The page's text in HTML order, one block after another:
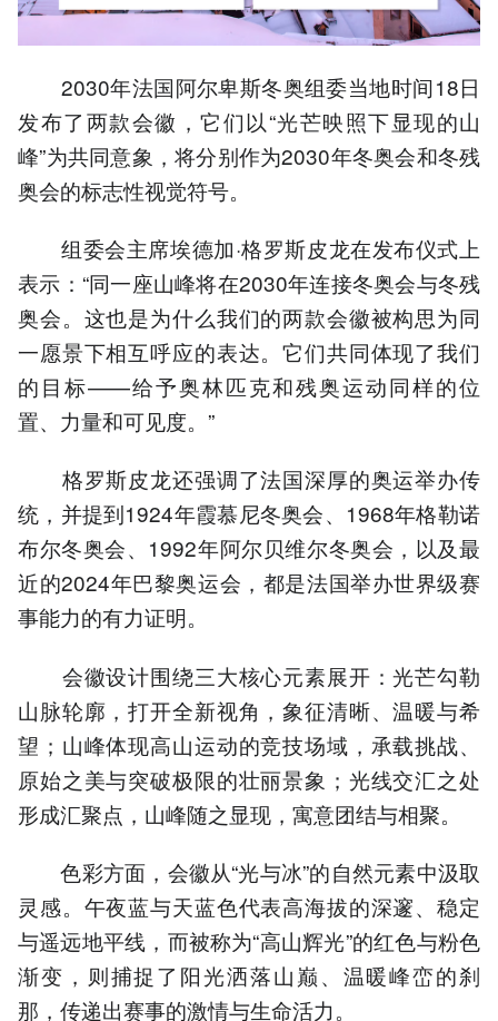
2030年法国阿尔卑斯冬奥组委当地时间18日
发布了两款会徽，它们以“光芒映照下显现的山
峰”为共同意象，将分别作为2030年冬奥会和冬残
奥会的标志性视觉符号。
组委会主席埃德加·格罗斯皮龙在发布仪式上
表示：“同一座山峰将在2030年连接冬奥会与冬残
奥会。这也是为什么我们的两款会徽被构思为同
一愿景下相互呼应的表达。它们共同体现了我们
的目标——给予奥林匹克和残奥运动同样的位
置、力量和可见度。”
格罗斯皮龙还强调了法国深厚的奥运举办传
统，并提到1924年霞慕尼冬奥会、1968年格勒诺
布尔冬奥会、1992年阿尔贝维尔冬奥会，以及最
近的2024年巴黎奥运会，都是法国举办世界级赛
事能力的有力证明。
会徽设计围绕三大核心元素展开：光芒勾勒
山脉轮廓，打开全新视角，象征清晰、温暖与希
望；山峰体现高山运动的竞技场域，承载挑战、
原始之美与突破极限的壮丽景象；光线交汇之处
形成汇聚点，山峰随之显现，寓意团结与相聚。
色彩方面，会徽从“光与冰”的自然元素中汲取
灵感。午夜蓝与天蓝色代表高海拔的深邃、稳定
与遥远地平线，而被称为“高山辉光”的红色与粉色
渐变，则捕捉了阳光洒落山巅、温暖峰峦的刹
那，传递出赛事的激情与生命活力。